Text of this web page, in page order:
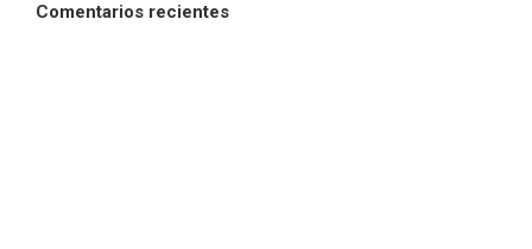
Comentarios recientes